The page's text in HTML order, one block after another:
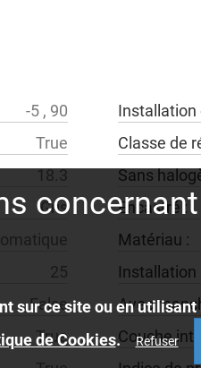
-5 , 90
true classe
18.3 sans
gris encastré :
matériau :
25 installation
false avec
true couche
sur ce site ou en
de Cookies. Refuser